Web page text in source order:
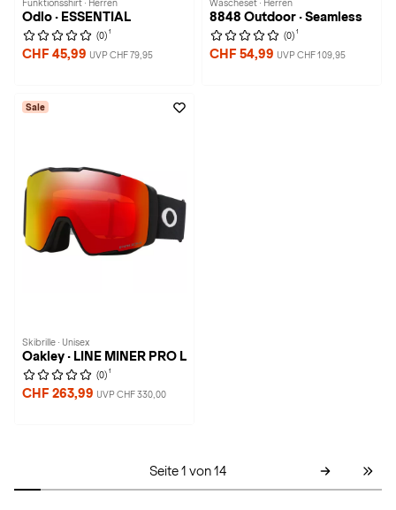
Funktionsshirt · Herren
Odlo · ESSENTIAL
(0) 1
CHF 45,99 UVP CHF 79,95
Wäscheset · Herren
8848 Outdoor · Seamless
(0) 1
CHF 54,99 UVP CHF 109,95
Sale
Skibrille · Unisex
Oakley · LINE MINER PRO L
(0) 1
CHF 263,99 UVP CHF 330,00
Seite 1 von 14